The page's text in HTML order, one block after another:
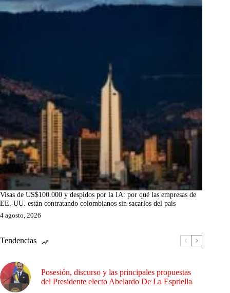
Visas de US$100.000 y despidos por la IA: por qué las empresas de
EE. UU. están contratando colombianos sin sacarlos del país
4 agosto, 2026
Tendencias
Posesión, discurso y las principales propuestas
del Presidente electo Abelardo De La Espriella